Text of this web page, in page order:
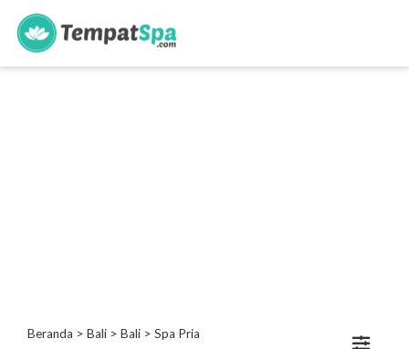
s
Beranda > Bali > Bali > Spa Pria